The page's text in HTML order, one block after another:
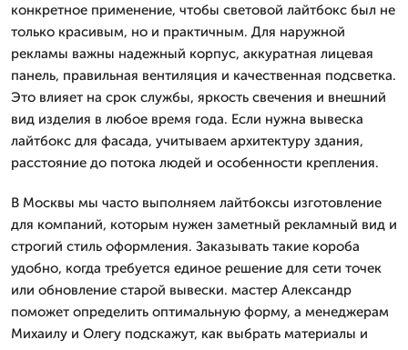
конкретное применение, чтобы световой лайтбокс был не
только красивым, но и практичным. Для наружной
рекламы важны надежный корпус, аккуратная лицевая
панель, правильная вентиляция и качественная подсветка.
Это влияет на срок службы, яркость свечения и внешний
вид изделия в любое время года. Если нужна вывеска
лайтбокс для фасада, учитываем архитектуру здания,
расстояние до потока людей и особенности крепления.
В Москвы мы часто выполняем лайтбоксы изготовление
для компаний, которым нужен заметный рекламный вид и
строгий стиль оформления. Заказывать такие короба
удобно, когда требуется единое решение для сети точек
или обновление старой вывески. мастер Александр
поможет определить оптимальную форму, а менеджерам
Михаилу и Олегу подскажут, как выбрать материалы и